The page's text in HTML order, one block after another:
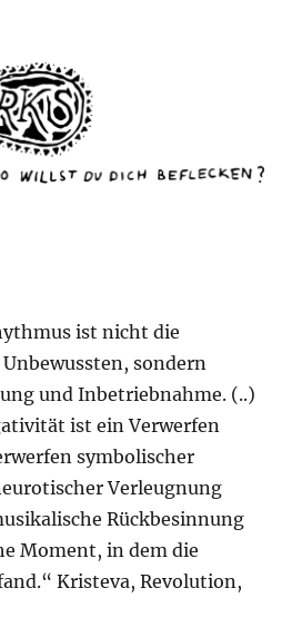
ist nicht die
sondern
und Inbetriebnahme. (..)
ist ein Verwerfen
symbolischer
Verleugnung
Rückbesinnung
Moment, in dem die
Kristeva, Revolution,